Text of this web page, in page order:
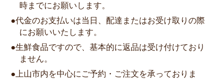
時までにお願いします。
代金のお支払いは当日、配達またはお受け取りの際
にお願いいたします。
生鮮食品ですので、基本的に返品は受け付けており
ません。
上山市内を中心にご予約・ご注文を承っておりま